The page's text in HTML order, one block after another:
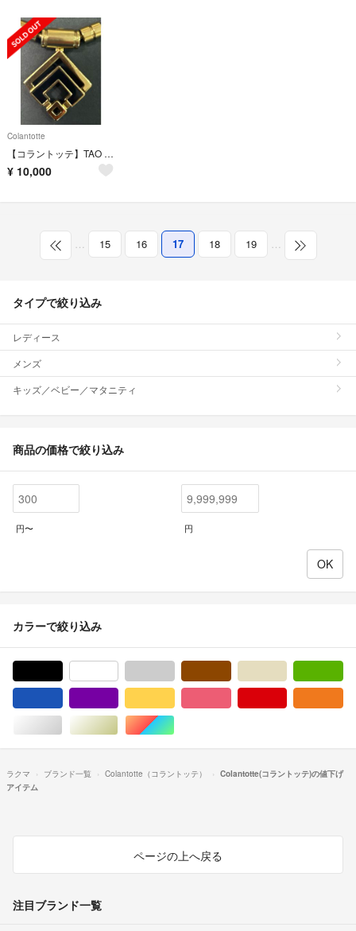
Colantotte
【コラントッテ】TAO ネックレスα ARAN
¥ 10,000
… 15 16 17 18 19 …
タイプで絞り込み
レディース
メンズ
キッズ／ベビー／マタニティ
商品の価格で絞り込み
円〜 円
カラーで絞り込み
シルバー/銀色系ゴールド/金色系マルチカラー
ラクマ ブランド一覧 Colantotte（コラントッテ）
Colantotte(コラントッテ)の値下げ
アイテム
ページの上へ戻る
注目ブランド一覧